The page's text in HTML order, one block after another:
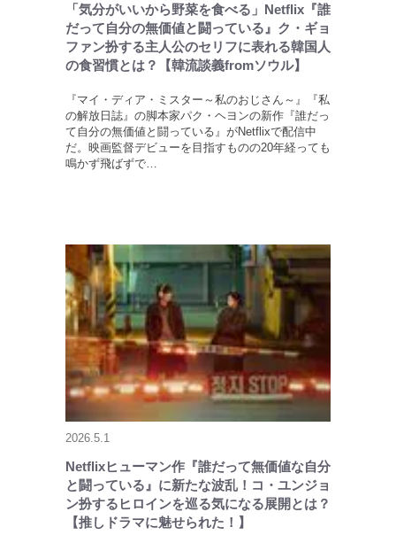
「気分がいいから野菜を食べる」Netflix『誰
だって自分の無価値と闘っている』ク・ギョ
ファン扮する主人公のセリフに表れる韓国人
の食習慣とは？【韓流談義fromソウル】
『マイ・ディア・ミスター～私のおじさん～』『私
の解放日誌』の脚本家パク・ヘヨンの新作『誰だっ
て自分の無価値と闘っている』がNetflixで配信中
だ。映画監督デビューを目指すものの20年経っても
鳴かず飛ばずで…
2026.5.1
Netflixヒューマン作『誰だって無価値な自分
と闘っている』に新たな波乱！コ・ユンジョ
ン扮するヒロインを巡る気になる展開とは？
【推しドラマに魅せられた！】